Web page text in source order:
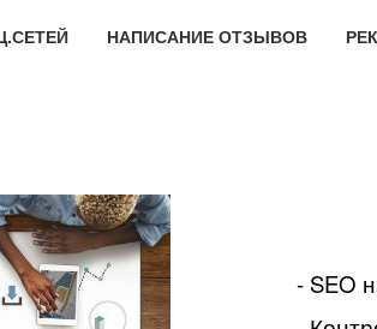
НАПИСАНИЕ ОТЗЫВОВ
- SEO